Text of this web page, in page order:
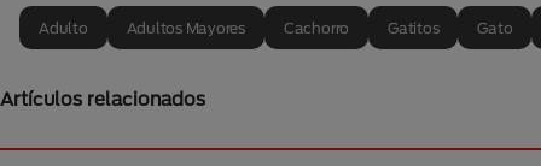
Adulto Adultos Mayores Cachorro Gatitos Gato
Artículos relacionados